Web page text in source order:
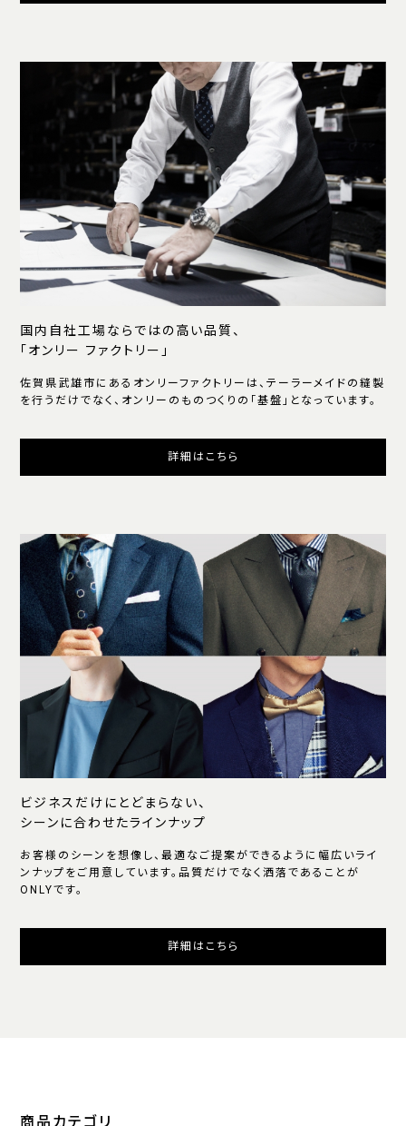
国内自社工場ならではの高い品質、
「オンリー ファクトリー」
佐賀県武雄市にあるオンリーファクトリーは、テーラーメイドの縫製
を行うだけでなく、オンリーのものつくりの「基盤」となっています。
詳細はこちら
ビジネスだけにとどまらない、
シーンに合わせたラインナップ
お客様のシーンを想像し、最適なご提案ができるように幅広いライ
ンナップをご用意しています。品質だけでなく洒落であることが
ONLYです。
詳細はこちら
商品カテゴリ